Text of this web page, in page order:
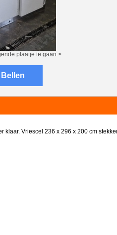
plaatje te gaan >
Bellen
klaar. Vriescel 236 x 296 x 200 cm